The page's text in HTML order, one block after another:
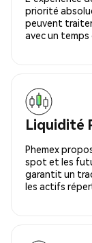
priorité
peuvent
avec un
Liquidité
Phemex
spot et les
garantit un
les actifs